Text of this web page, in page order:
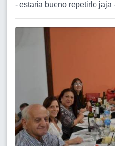
- estaria bueno repetirlo jaja